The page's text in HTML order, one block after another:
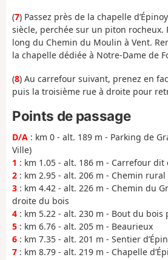
(7) Passez près de la chapelle
siècle, perchée sur un piton rocheux.
long du Chemin du Moulin à Vent.
la chapelle dédiée à Notre-Dame de
(8) Au carrefour suivant, prenez en
puis la troisième rue à droite pour
Points de passage
D/A : km 0 - alt. 189 m - Parking de
Ville)
1 : km 1.05 - alt. 186 m - Carrefour dit
2 : km 2.95 - alt. 206 m - Chemin
3 : km 4.42 - alt. 226 m - Chemin du
droite du bois
4 : km 5.22 - alt. 230 m - Bout du
5 : km 6.76 - alt. 205 m - Beaurieux
6 : km 7.35 - alt. 201 m - Sentier
7 : km 8.79 - alt. 219 m - Chapelle